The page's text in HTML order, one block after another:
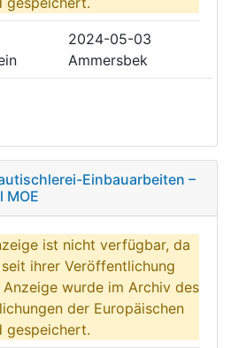
2024-05-03
Ammersbek
Einbauarbeiten –
MOE
ist nicht verfügbar, da
ihrer Veröffentlichung
wurde im Archiv des
der Europäischen
gespeichert.